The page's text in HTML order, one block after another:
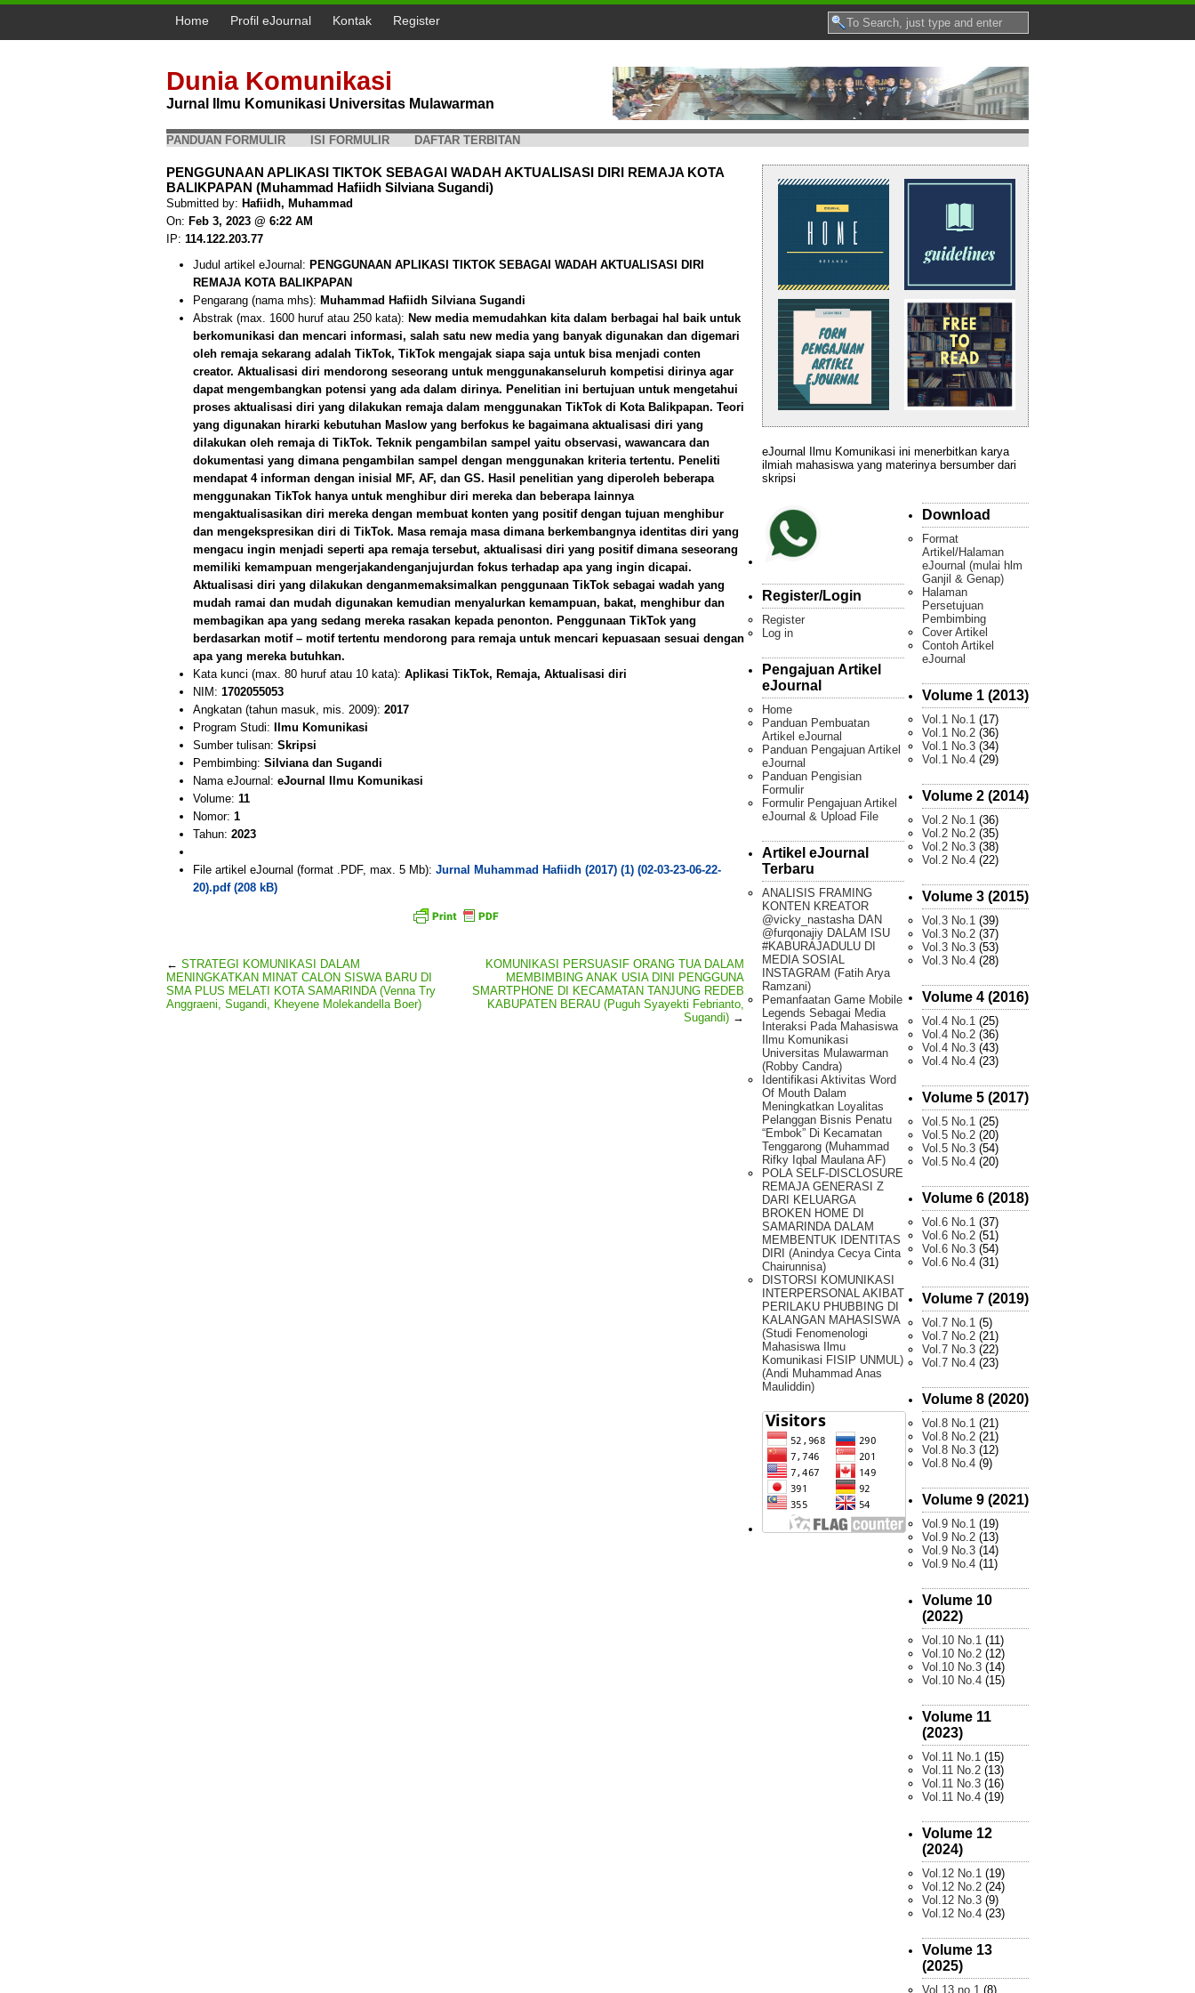
Home Profil eJournal Kontak Register
Dunia Komunikasi
Jurnal Ilmu Komunikasi Universitas Mulawarman
PANDUAN FORMULIR ISI FORMULIR DAFTAR TERBITAN
PENGGUNAAN APLIKASI TIKTOK SEBAGAI WADAH AKTUALISASI DIRI REMAJA KOTA
BALIKPAPAN (Muhammad Hafiidh Silviana Sugandi)
Submitted by: Hafiidh, Muhammad
On: Feb 3, 2023 @ 6:22 AM
IP: 114.122.203.77
Judul artikel eJournal: PENGGUNAAN APLIKASI TIKTOK SEBAGAI WADAH AKTUALISASI DIRI
REMAJA KOTA BALIKPAPAN
Pengarang (nama mhs): Muhammad Hafiidh Silviana Sugandi
Abstrak (max. 1600 huruf atau 250 kata): New media memudahkan kita dalam berbagai hal baik untuk
berkomunikasi dan mencari informasi, salah satu new media yang banyak digunakan dan digemari
oleh remaja sekarang adalah TikTok, TikTok mengajak siapa saja untuk bisa menjadi conten
creator. Aktualisasi diri mendorong seseorang untuk menggunakanseluruh kompetisi dirinya agar
dapat mengembangkan potensi yang ada dalam dirinya. Penelitian ini bertujuan untuk mengetahui
proses aktualisasi diri yang dilakukan remaja dalam menggunakan TikTok di Kota Balikpapan. Teori
yang digunakan hirarki kebutuhan Maslow yang berfokus ke bagaimana aktualisasi diri yang
dilakukan oleh remaja di TikTok. Teknik pengambilan sampel yaitu observasi, wawancara dan
dokumentasi yang dimana pengambilan sampel dengan menggunakan kriteria tertentu. Peneliti
mendapat 4 informan dengan inisial MF, AF, dan GS. Hasil penelitian yang diperoleh beberapa
menggunakan TikTok hanya untuk menghibur diri mereka dan beberapa lainnya
mengaktualisasikan diri mereka dengan membuat konten yang positif dengan tujuan menghibur
dan mengekspresikan diri di TikTok. Masa remaja masa dimana berkembangnya identitas diri yang
mengacu ingin menjadi seperti apa remaja tersebut, aktualisasi diri yang positif dimana seseorang
memiliki kemampuan mengerjakandenganjujurdan fokus terhadap apa yang ingin dicapai.
Aktualisasi diri yang dilakukan denganmemaksimalkan penggunaan TikTok sebagai wadah yang
mudah ramai dan mudah digunakan kemudian menyalurkan kemampuan, bakat, menghibur dan
membagikan apa yang sedang mereka rasakan kepada penonton. Penggunaan TikTok yang
berdasarkan motif – motif tertentu mendorong para remaja untuk mencari kepuasaan sesuai dengan
apa yang mereka butuhkan.
Kata kunci (max. 80 huruf atau 10 kata): Aplikasi TikTok, Remaja, Aktualisasi diri
NIM: 1702055053
Angkatan (tahun masuk, mis. 2009): 2017
Program Studi:
Ilmu Komunikasi
Sumber tulisan: Skripsi
Pembimbing: Silviana dan Sugandi
Nama eJournal: eJournal Ilmu Komunikasi
Volume: 11
Nomor: 1
Tahun: 2023
File artikel eJournal (format .PDF, max. 5 Mb): Jurnal Muhammad Hafiidh (2017) (1) (02-03-23-06-22-
20).pdf (208 kB)
← STRATEGI KOMUNIKASI DALAM
MENINGKATKAN MINAT CALON SISWA BARU DI
SMA PLUS MELATI KOTA SAMARINDA (Venna Try
Anggraeni, Sugandi, Kheyene Molekandella Boer)
KOMUNIKASI PERSUASIF ORANG TUA DALAM
MEMBIMBING ANAK USIA DINI PENGGUNA
SMARTPHONE DI KECAMATAN TANJUNG REDEB
KABUPATEN BERAU (Puguh Syayekti Febrianto,
Sugandi) →
eJournal Ilmu Komunikasi ini menerbitkan karya
ilmiah mahasiswa yang materinya bersumber dari
skripsi
Register/Login
Register
Log in
Pengajuan Artikel
eJournal
Home
Panduan Pembuatan
Artikel eJournal
Panduan Pengajuan Artikel
eJournal
Panduan Pengisian
Formulir
Formulir Pengajuan Artikel
eJournal & Upload File
Artikel eJournal
Terbaru
ANALISIS FRAMING
KONTEN KREATOR
@vicky_nastasha DAN
@furqonajiy DALAM ISU
#KABURAJADULU DI
MEDIA SOSIAL
INSTAGRAM (Fatih Arya
Ramzani)
Pemanfaatan Game Mobile
Legends Sebagai Media
Interaksi Pada Mahasiswa
Ilmu Komunikasi
Universitas Mulawarman
(Robby Candra)
Identifikasi Aktivitas Word
Of Mouth Dalam
Meningkatkan Loyalitas
Pelanggan Bisnis Penatu
“Embok” Di Kecamatan
Tenggarong (Muhammad
Rifky Iqbal Maulana AF)
POLA SELF-DISCLOSURE
REMAJA GENERASI Z
DARI KELUARGA
BROKEN HOME DI
SAMARINDA DALAM
MEMBENTUK IDENTITAS
DIRI (Anindya Cecya Cinta
Chairunnisa)
DISTORSI KOMUNIKASI
INTERPERSONAL AKIBAT
PERILAKU PHUBBING DI
KALANGAN MAHASISWA
(Studi Fenomenologi
Mahasiswa Ilmu
Komunikasi FISIP UNMUL)
(Andi Muhammad Anas
Mauliddin)
Download
Format
Artikel/Halaman
eJournal (mulai hlm
Ganjil & Genap)
Halaman
Persetujuan
Pembimbing
Cover Artikel
Contoh Artikel
eJournal
Volume 1 (2013)
Vol.1 No.1 (17)
Vol.1 No.2 (36)
Vol.1 No.3 (34)
Vol.1 No.4 (29)
Volume 2 (2014)
Vol.2 No.1 (36)
Vol.2 No.2 (35)
Vol.2 No.3 (38)
Vol.2 No.4 (22)
Volume 3 (2015)
Vol.3 No.1 (39)
Vol.3 No.2 (37)
Vol.3 No.3 (53)
Vol.3 No.4 (28)
Volume 4 (2016)
Vol.4 No.1 (25)
Vol.4 No.2 (36)
Vol.4 No.3 (43)
Vol.4 No.4 (23)
Volume 5 (2017)
Vol.5 No.1 (25)
Vol.5 No.2 (20)
Vol.5 No.3 (54)
Vol.5 No.4 (20)
Volume 6 (2018)
Vol.6 No.1 (37)
Vol.6 No.2 (51)
Vol.6 No.3 (54)
Vol.6 No.4 (31)
Volume 7 (2019)
Vol.7 No.1 (5)
Vol.7 No.2 (21)
Vol.7 No.3 (22)
Vol.7 No.4 (23)
Volume 8 (2020)
Vol.8 No.1 (21)
Vol.8 No.2 (21)
Vol.8 No.3 (12)
Vol.8 No.4 (9)
Volume 9 (2021)
Vol.9 No.1 (19)
Vol.9 No.2 (13)
Vol.9 No.3 (14)
Vol.9 No.4 (11)
Volume 10
(2022)
Vol.10 No.1 (11)
Vol.10 No.2 (12)
Vol.10 No.3 (14)
Vol.10 No.4 (15)
Volume 11
(2023)
Vol.11 No.1 (15)
Vol.11 No.2 (13)
Vol.11 No.3 (16)
Vol.11 No.4 (19)
Volume 12
(2024)
Vol.12 No.1 (19)
Vol.12 No.2 (24)
Vol.12 No.3 (9)
Vol.12 No.4 (23)
Volume 13
(2025)
Vol.13 no.1 (8)